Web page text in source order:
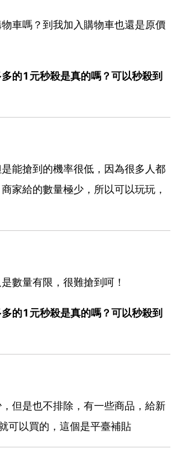
車嗎？到我加入購物車也還是原價
的1元秒殺是真的嗎？可以秒殺到
能搶到的機率很低，因為很多人都
家給的數量極少，所以可以玩玩，
數量有限，很難搶到呵！
的1元秒殺是真的嗎？可以秒殺到
但是也不排除，有一些商品，給新
可以買的，這個是平臺補貼